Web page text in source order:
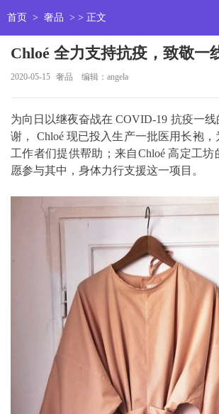
首页 > 奢品 > > 正文
Chloé 全力支持抗疫，致敬一
2020-05-15 奢品 编辑：angela
为向日以继夜奋战在 COVID-19 抗疫一
谢， Chloé 现已投入生产一批医用长袍
工作者们提供帮助；来自Chloé 高定工坊
愿参与其中，身体力行支援这一项目。